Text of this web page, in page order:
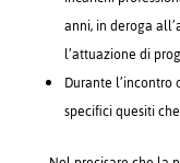
anni, in deroga
l’attuazione di
Durante
specifici quesiti